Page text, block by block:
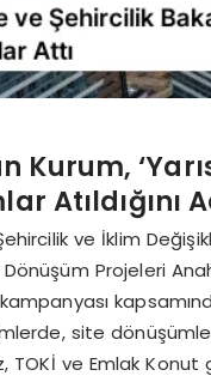
Kurum,
Atıldığını
ve İklim
Projeleri
site
TOKİ ve Emlak